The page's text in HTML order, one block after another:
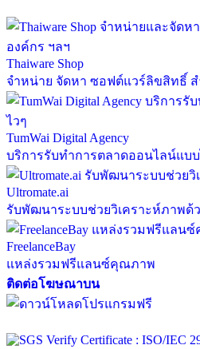
Thaiware Shop
จำหน่าย จัดหา ซอฟต์แวร์ลิขสิทธิ์
TumWai Digital Agency
บริการรับทำการตลาดออนไลน์แบบ
Ultromate.ai
รับพัฒนาระบบช่วยวิเคราะห์ภาพด้
FreelanceBay
แหล่งรวมฟรีแลนซ์คุณภาพ
ติดต่อโฆษณาบน